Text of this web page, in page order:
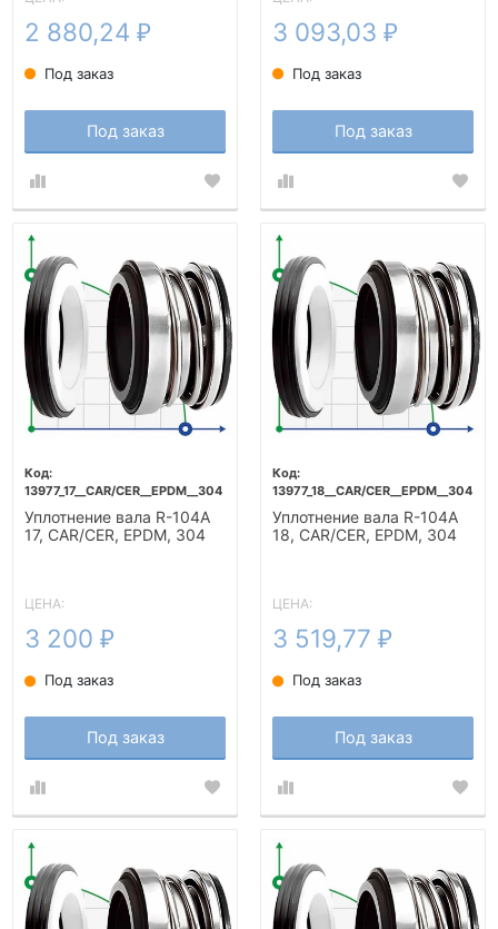
2 880,24 ₽
Под заказ
Под заказ
3 093,03 ₽
Под заказ
Под заказ
13977_17__CAR/CER__EPDM__304
Уплотнение вала R-104A
17, CAR/CER, EPDM, 304
ЦЕНА:
3 200 ₽
Под заказ
Под заказ
13977_18__CAR/CER__EPDM__304
Уплотнение вала R-104A
18, CAR/CER, EPDM, 304
ЦЕНА:
3 519,77 ₽
Под заказ
Под заказ